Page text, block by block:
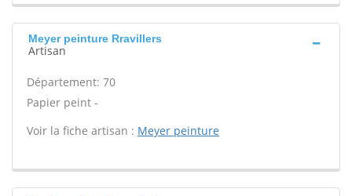
Meyer peinture Rravillers
Artisan
Département: 70
Papier peint -
Voir la fiche artisan : Meyer peinture